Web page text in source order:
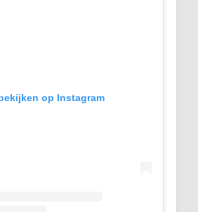
op Instagram